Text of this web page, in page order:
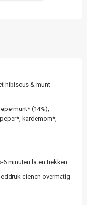
hibiscus & munt
(14%),
kardemom*,
minuten laten trekken.
dienen overmatig